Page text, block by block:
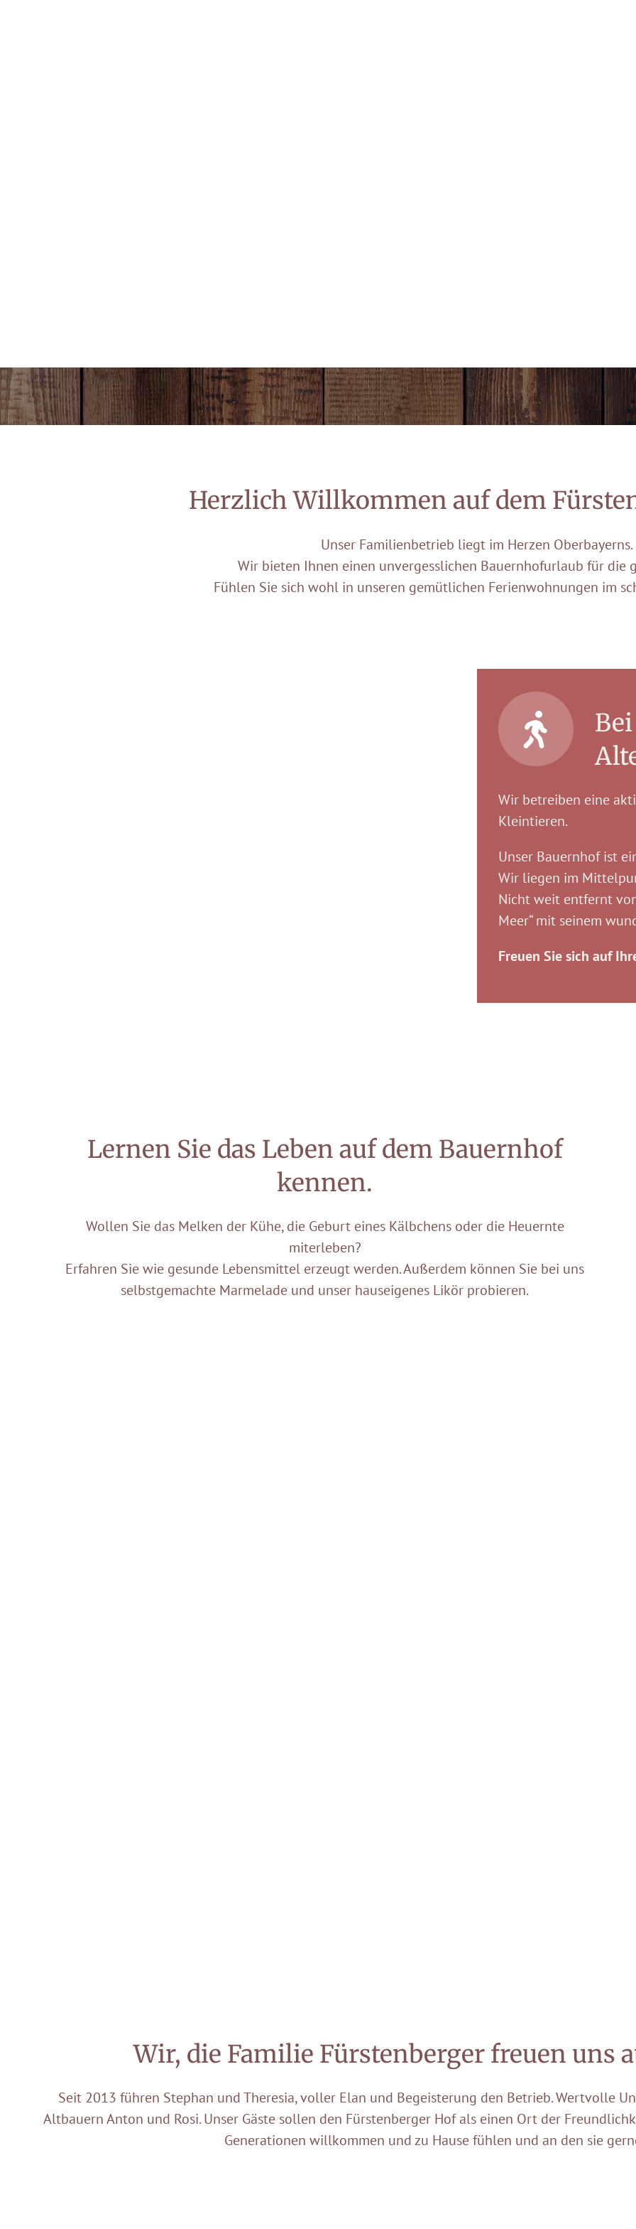
Herzlich Willkommen auf dem
Unser Familienbetrieb liegt im Herzen Oberbayerns.
Wir bieten Ihnen einen unvergesslichen Bauernhofurlaub für die
Fühlen Sie sich wohl in unseren gemütlichen Ferienwohnungen im
Wir betreiben eine
Kleintieren.
Unser Bauernhof ist
Wir liegen im
Nicht weit entfernt
Meer“ mit seinem
Freuen Sie sich auf
Lernen Sie das Leben auf dem Bauernhof
kennen.
Wollen Sie das Melken der Kühe, die Geburt eines Kälbchens oder die Heuernte
miterleben?
Erfahren Sie wie gesunde Lebensmittel erzeugt werden. Außerdem können Sie bei uns
selbstgemachte Marmelade und unser hauseigenes Likör probieren.
Wir, die Familie Fürstenberger freuen uns
Seit 2013 führen Stephan und Theresia, voller Elan und Begeisterung den Betrieb. Wertvolle
Altbauern Anton und Rosi. Unser Gäste sollen den Fürstenberger Hof als einen Ort der
Generationen willkommen und zu Hause fühlen und an den sie